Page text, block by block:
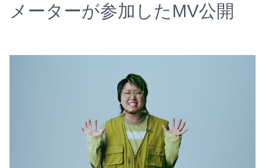
メーターが参加したMV公開